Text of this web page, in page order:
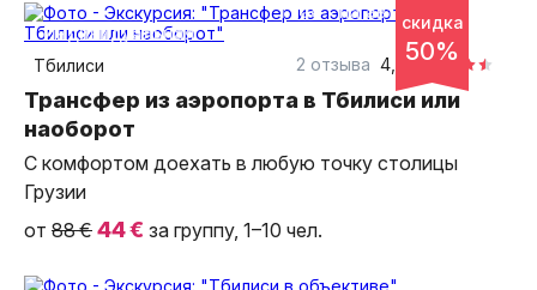
скидка
50%
1 час
на автомобиле
индивидуальная
Тбилиси
4,5
2 отзыва
Трансфер из аэропорта в Тбилиси или
наоборот
С комфортом доехать в любую точку столицы
Грузии
от 88 € 44 € за группу, 1–10 чел.